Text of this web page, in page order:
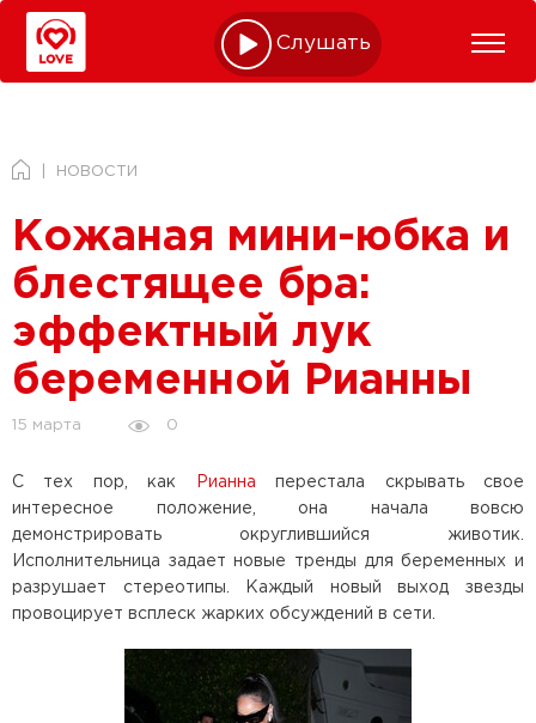
Слушать online
НОВОСТИ
Кожаная мини-юбка и
блестящее бра:
эффектный лук
беременной Рианны
15 марта 0
С тех пор, как Рианна перестала скрывать свое
интересное положение, она начала вовсю
демонстрировать округлившийся животик.
Исполнительница задает новые тренды для беременных и
разрушает стереотипы. Каждый новый выход звезды
провоцирует всплеск жарких обсуждений в сети.